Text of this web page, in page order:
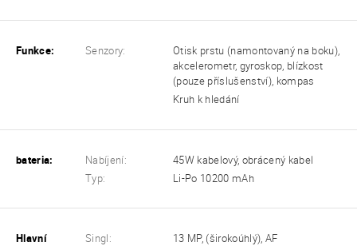
Funkce: Senzory:
Otisk prstu (namontovaný na boku),
akcelerometr, gyroskop, blízkost
(pouze příslušenství), kompas
Kruh k hledání
bateria: Nabíjení:
45W kabelový, obrácený kabel
Typ:
Li-Po 10200 mAh
Hlavní
Singl:
13 MP, (širokoúhlý), AF